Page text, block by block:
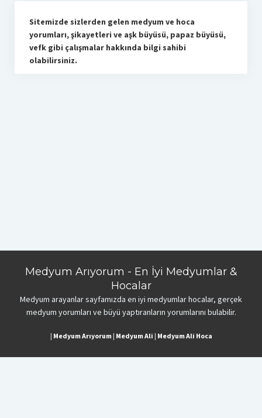
Sitemizde sizlerden gelen medyum ve hoca
yorumları, şikayetleri ve aşk büyüsü, papaz büyüsü,
vefk gibi çalışmalar hakkında bilgi sahibi
olabilirsiniz.
Medyum Arıyorum - En İyi Medyumlar &
Hocalar
Medyum arayanlar sayfamızda en iyi medyumlar hocalar, gerçek
medyum yorumları ve büyü yaptıranların yorumlarını bulabilir.
| Medyum Arıyorum| Medyum Ali | Medyum Ali Hoca